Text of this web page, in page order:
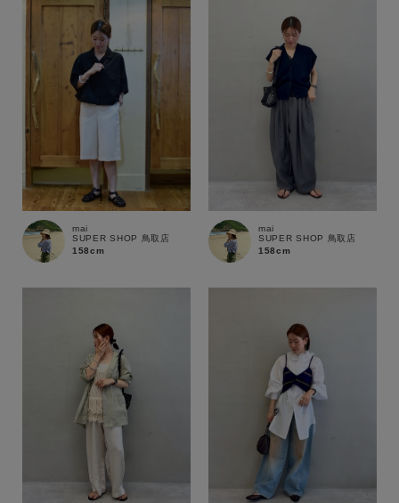
mai
SUPER SHOP 鳥取店
158cm
mai
SUPER SHOP 鳥取店
158cm